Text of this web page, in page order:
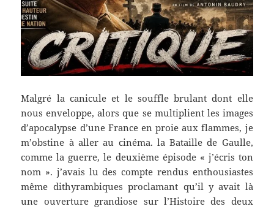
Malgré la canicule et le souffle brulant dont elle
nous enveloppe, alors que se multiplient les images
d’apocalypse d’une France en proie aux flammes, je
m’obstine à aller au cinéma. la Bataille de Gaulle,
comme la guerre, le deuxième épisode « j’écris ton
nom ». j’avais lu des compte rendus enthousiastes
même dithyrambiques proclamant qu’il y avait là
une ouverture grandiose sur l’Histoire des deux